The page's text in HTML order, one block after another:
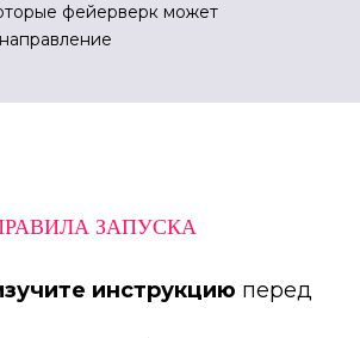
фейерверк может
ЗАПУСКА
инструкцию перед